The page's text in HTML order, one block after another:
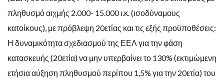
πληθυσμό αιχμής 2.000- 15.000 ι.κ. (ισοδύναμους
κατοίκους), με πρόβλεψη 20ετίας και τις εξής προϋποθέσεις:
Η δυναμικότητα σχεδιασμού της ΕΕΛ για την φάση
κατασκευής (20ετία) να μην υπερβαίνει το 130% (εκτιμώμενη
ετήσια αύξηση πληθυσμού περίπου 1,5% για την 20ετία) του